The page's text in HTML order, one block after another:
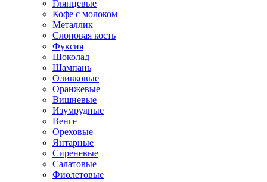
Глянцевые
Кофе с молоком
Металлик
Слоновая кость
Фуксия
Шоколад
Шампань
Оливковые
Оранжевые
Вишневые
Изумрудные
Венге
Ореховые
Янтарные
Сиреневые
Салатовые
Фиолетовые